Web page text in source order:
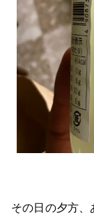
その日の夕方、